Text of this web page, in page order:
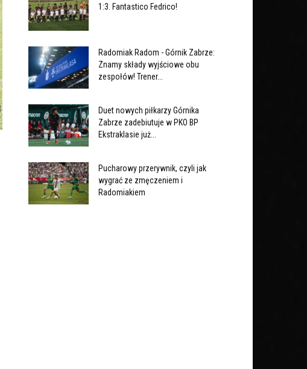
1:3. Fantastico Fedrico!
Radomiak Radom - Górnik Zabrze:
Znamy składy wyjściowe obu
zespołów! Trener...
Duet nowych piłkarzy Górnika
Zabrze zadebiutuje w PKO BP
Ekstraklasie już...
Pucharowy przerywnik, czyli jak
wygrać ze zmęczeniem i
Radomiakiem